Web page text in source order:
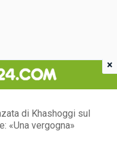
di Khashoggi sul
«Una vergogna»
×